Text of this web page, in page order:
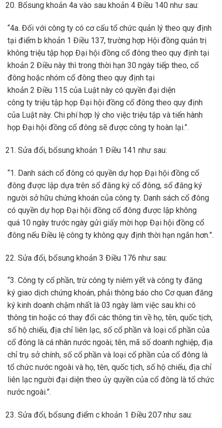
Bổsung khoản 4a vào sau khoản 4 Điều 140 như sau:
“4a. Đối với công ty có cơ cấu tổ chức quản lý theo quy định
tại điểm b khoản 1 Điều 137, trường hợp Hội đồng quản trị
không triệu tập họp Đại hội đồng cổ đông theo quy định tại
khoản 2 Điều này thì trong thời hạn 30 ngày tiếp theo, cổ
đông hoặc nhóm cổ đông theo quy định tại
khoản 2 Điều 115 của Luật này có quyền đại diện
công ty triệu tập họp Đại hội đồng cổ đông theo quy định
của Luật này. Chi phí hợp lý cho việc triệu tập và tiến hành
họp Đại hội đồng cổ đông sẽ được công ty hoàn lại.”.
Sửa đổi, bổsung khoản 1 Điều 141 như sau:
“1. Danh sách cổ đông có quyền dự họp Đại hội đồng cổ
đông được lập dựa trên sổ đăng ký cổ đông, sổ đăng ký
người sở hữu chứng khoán của công ty. Danh sách cổ đông
có quyền dự họp Đại hội đồng cổ đông được lập không
quá 10 ngày trước ngày gửi giấy mời họp Đại hội đồng cổ
đông nếu Điều lệ công ty không quy định thời hạn ngắn hơn.”.
Sửa đổi, bổsung khoản 3 Điều 176 như sau:
“3. Công ty cổ phần, trừ công ty niêm yết và công ty đăng
ký giao dịch chứng khoán, phải thông báo cho Cơ quan đăng
ký kinh doanh chậm nhất là 03 ngày làm việc sau khi có
thông tin hoặc có thay đổi các thông tin về họ, tên, quốc tịch,
số hộ chiếu, địa chỉ liên lạc, số cổ phần và loại cổ phần của
cổ đông là cá nhân nước ngoài; tên, mã số doanh nghiệp, địa
chỉ trụ sở chính, số cổ phần và loại cổ phần của cổ đông là
tổ chức nước ngoài và họ, tên, quốc tịch, số hộ chiếu, địa chỉ
liên lạc người đại diện theo ủy quyền của cổ đông là tổ chức
nước ngoài.”.
Sửa đổi, bổsung điểm c khoản 1 Điều 207 như sau: